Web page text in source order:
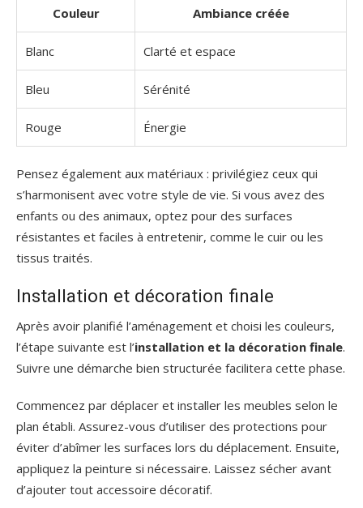
Couleur Ambiance créée
Blanc Clarté et espace
Bleu Sérénité
Rouge Énergie
Pensez également aux matériaux : privilégiez ceux qui
s’harmonisent avec votre style de vie. Si vous avez des
enfants ou des animaux, optez pour des surfaces
résistantes et faciles à entretenir, comme le cuir ou les
tissus traités.
Installation et décoration finale
Après avoir planifié l’aménagement et choisi les couleurs,
l’étape suivante est l’installation et la décoration finale.
Suivre une démarche bien structurée facilitera cette phase.
Commencez par déplacer et installer les meubles selon le
plan établi. Assurez-vous d’utiliser des protections pour
éviter d’abîmer les surfaces lors du déplacement. Ensuite,
appliquez la peinture si nécessaire. Laissez sécher avant
d’ajouter tout accessoire décoratif.